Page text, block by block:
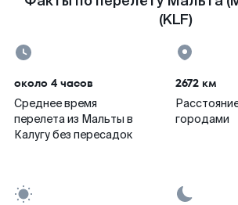
(KLF)
около 4 часов
Среднее время
перелета из Мальты в
Калугу без пересадок
2672 км
городами